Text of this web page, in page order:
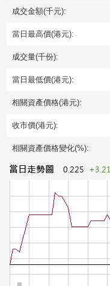
成交金額(千元):
當日最高價(港元):
成交量(千份):
當日最低價(港元):
相關資產價格(港元):
收市價(港元):
相關資產價格變化(%):